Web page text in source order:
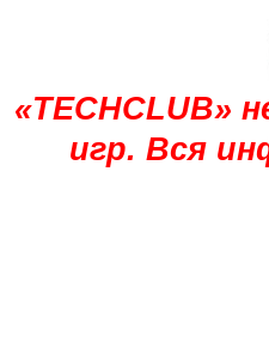
«TECHCLUB»
игр. Вся